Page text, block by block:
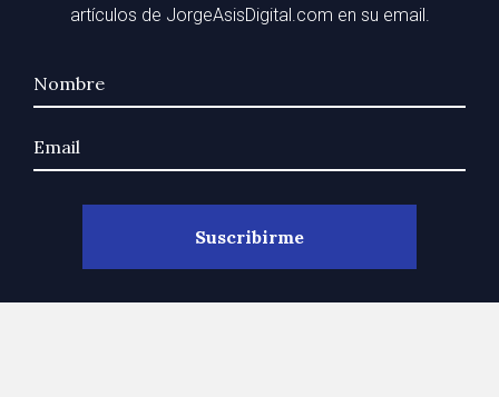
artículos de JorgeAsisDigital.com en su email.